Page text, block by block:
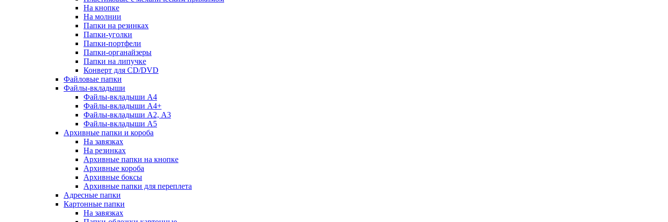
На кнопке
На молнии
Папки на резинках
Папки-уголки
Папки-портфели
Папки-органайзеры
Папки на липучке
Конверт для CD/DVD
Файловые папки
Файлы-вкладыши
Файлы-вкладыши А4
Файлы-вкладыши А4+
Файлы-вкладыши А2, А3
Файлы-вкладыши А5
Архивные папки и короба
На завязках
На резинках
Архивные папки на кнопке
Архивные короба
Архивные боксы
Архивные папки для переплета
Адресные папки
Картонные папки
На завязках